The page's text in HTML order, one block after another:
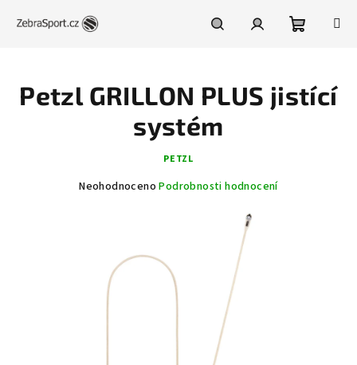
košík
Petzl GRILLON PLUS jistící
systém
PETZL
Průměrné
hvězdiček.
Neohodnoceno Podrobnosti hodnocení